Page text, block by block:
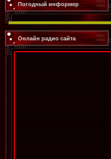
Погодный информер
Онлайн радио сайта